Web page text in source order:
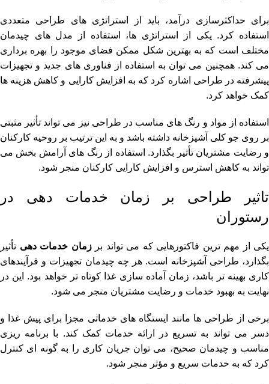
برای حداکثرسازی درآمد، باید از استراتژی های طراحی متعددی
استفاده کرد. یکی از استراتژی ها، استفاده از مدل های چیدمان
مختلف است که به بهترین شکل ممکن فضای موجود را بهره برداری
می کند. همچنین می توان به استفاده از فناوری های جدید و تجهیزات
پیشرفته در طراحی اشاره کرد که به افزایش کارایی و کاهش هزینه ها
کمک خواهد کرد.
استفاده از مواد و رنگ های مناسب در طراحی نیز می تواند تأثیر مثبتی
بر روی جو کلی آشپزخانه داشته باشد و به این ترتیب بر روحیه کارکنان
و رضایت مشتریان تأثیر بگذارد. استفاده از رنگ های آرامش بخش می
تواند به کاهش استرس و افزایش کارایی کارکنان منجر شود.
تاثیر طراحی بر زمان خدمات دهی در
رستوران
یکی از مهم ترین فاکتورهایی که می تواند برزمان خدمات دهی تأثیر
بگذارد، طراحی آشپزخانه است. هر چه چیدمان تجهیزات و فرآیندهای
کاری بهینه تر باشد، زمان آماده سازی غذا کوتاه تر خواهد بود. این در
نهایت به بهبود خدمات و رضایت مشتریان منجر می شود.
برخی از طراحی ها مانند ایستگاه های خدماتی مجزا برای پیش غذا و
دسر می تواند به تسریع در ارائه خدمات کمک کند. با برنامه ریزی
مناسب و چیدمان صحیح، می توان جریان کاری را به گونه ای کنترل
کرد که به خدمات سریع و مؤثر منجر شود.